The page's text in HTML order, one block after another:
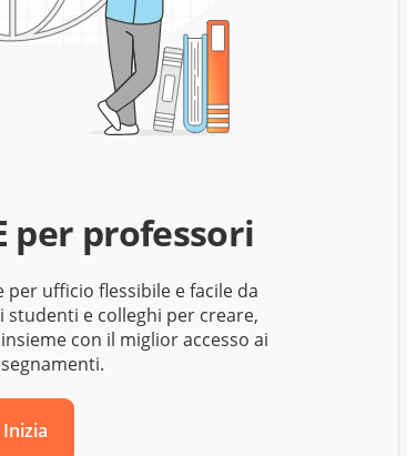
per professori
per ufficio flessibile e facile da
studenti e colleghi per creare,
con il miglior accesso ai
Inizia